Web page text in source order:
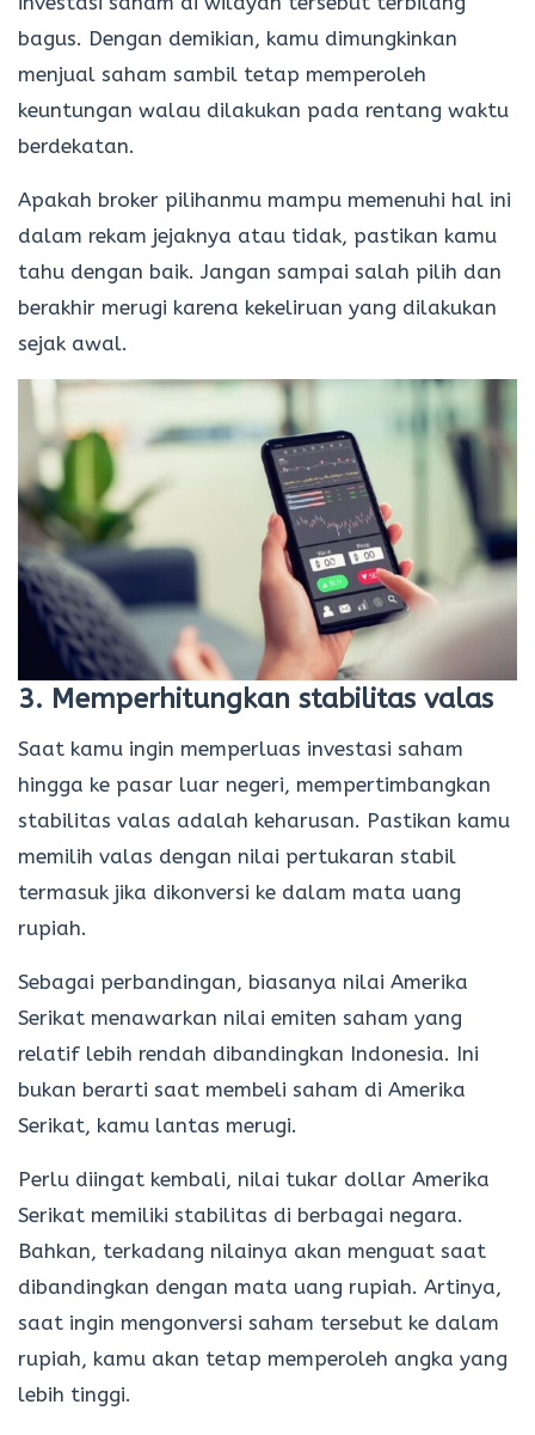
bagus. Dengan demikian, kamu dimungkinkan
menjual saham sambil tetap memperoleh
keuntungan walau dilakukan pada rentang waktu
berdekatan.
Apakah broker pilihanmu mampu memenuhi hal ini
dalam rekam jejaknya atau tidak, pastikan kamu
tahu dengan baik. Jangan sampai salah pilih dan
berakhir merugi karena kekeliruan yang dilakukan
sejak awal.
3. Memperhitungkan stabilitas valas
Saat kamu ingin memperluas investasi saham
hingga ke pasar luar negeri, mempertimbangkan
stabilitas valas adalah keharusan. Pastikan kamu
memilih valas dengan nilai pertukaran stabil
termasuk jika dikonversi ke dalam mata uang
rupiah.
Sebagai perbandingan, biasanya nilai Amerika
Serikat menawarkan nilai emiten saham yang
relatif lebih rendah dibandingkan Indonesia. Ini
bukan berarti saat membeli saham di Amerika
Serikat, kamu lantas merugi.
Perlu diingat kembali, nilai tukar dollar Amerika
Serikat memiliki stabilitas di berbagai negara.
Bahkan, terkadang nilainya akan menguat saat
dibandingkan dengan mata uang rupiah. Artinya,
saat ingin mengonversi saham tersebut ke dalam
rupiah, kamu akan tetap memperoleh angka yang
lebih tinggi.